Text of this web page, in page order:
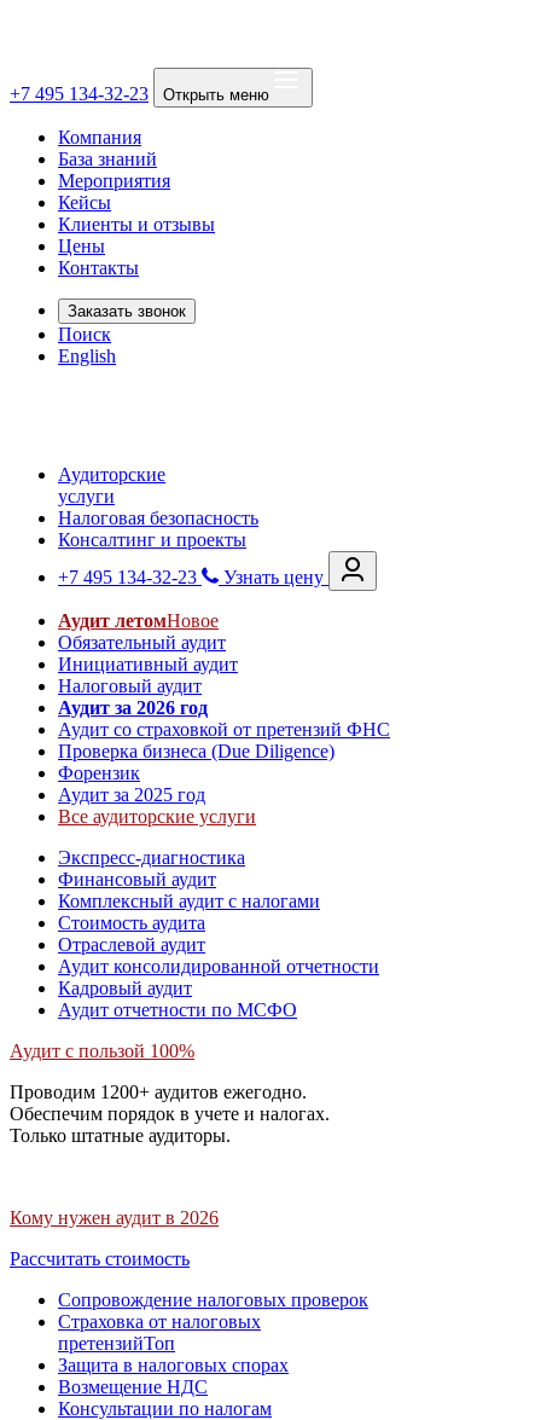
+7 495 134-32-23 Открыть меню
Компания
База знаний
Мероприятия
Кейсы
Клиенты и отзывы
Цены
Контакты
Заказать звонок
Поиск
English
Аудиторские
услуги
Налоговая безопасность
Консалтинг и проекты
+7 495 134-32-23
Узнать цену
Аудит летомНовое
Обязательный аудит
Инициативный аудит
Налоговый аудит
Аудит за 2026 год
Аудит со страховкой от претензий ФНС
Проверка бизнеса (Due Diligence)
Форензик
Аудит за 2025 год
Все аудиторские услуги
Экспресс-диагностика
Финансовый аудит
Комплексный аудит с налогами
Стоимость аудита
Отраслевой аудит
Аудит консолидированной отчетности
Кадровый аудит
Аудит отчетности по МСФО
Аудит с пользой 100%
Проводим 1200+ аудитов ежегодно.
Обеспечим порядок в учете и налогах.
Только штатные аудиторы.
Кому нужен аудит в 2026
Рассчитать стоимость
Сопровождение налоговых проверок
Страховка от налоговых
претензийТоп
Защита в налоговых спорах
Возмещение НДС
Консультации по налогам